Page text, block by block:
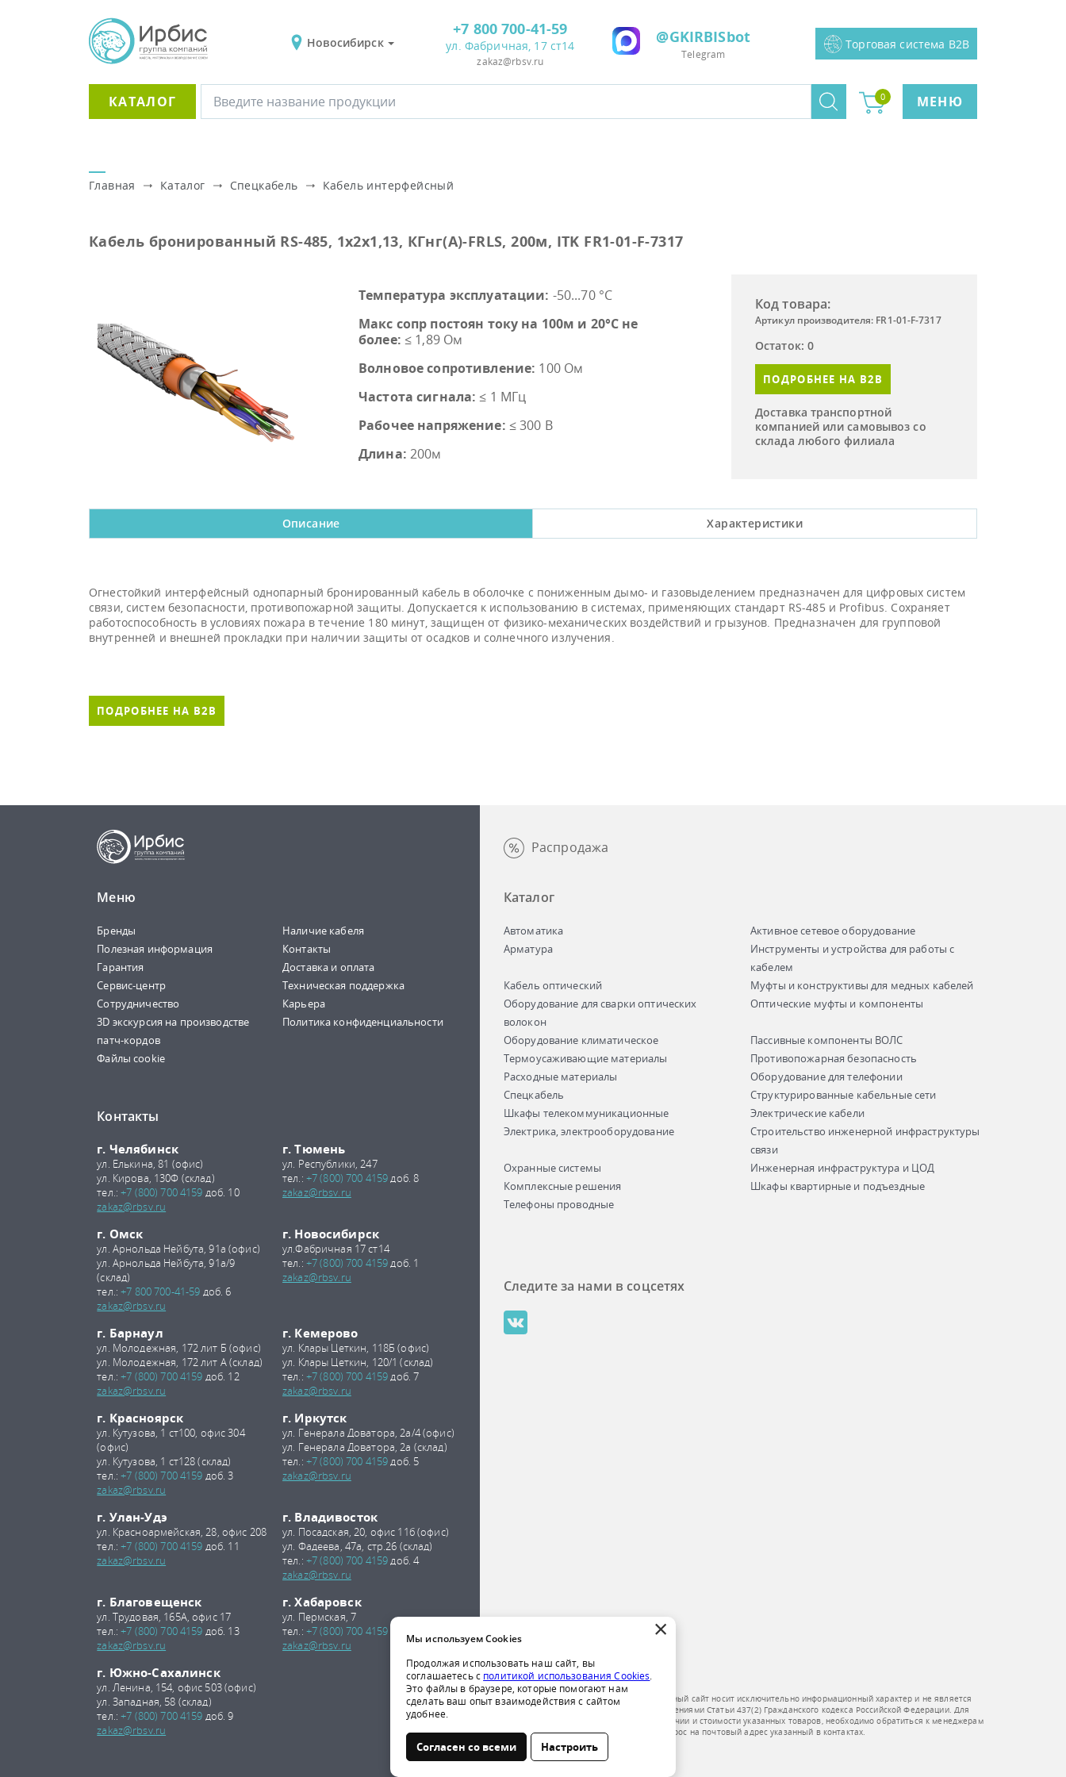
Новосибирск
+7 800 700-41-59
ул. Фабричная, 17 ст14
zakaz@rbsv.ru
@GKIRBISbot
Telegram
Торговая система B2B
КАТАЛОГ 0 МЕНЮ
Главная Каталог Спецкабель Кабель интерфейсный
Кабель бронированный RS-485, 1х2х1,13, КГнг(А)-FRLS, 200м, ITK FR1-01-F-7317
Температура эксплуатации: -50...70 °C
Макс сопр постоян току на 100м и 20°С не
более: ≤ 1,89 Ом
Волновое сопротивление: 100 Ом
Частота сигнала: ≤ 1 МГц
Рабочее напряжение: ≤ 300 В
Длина: 200м
Код товара:
Артикул производителя: FR1-01-F-7317
Остаток: 0
ПОДРОБНЕЕ НА B2B
Доставка транспортной
компанией или самовывоз со
склада любого филиала
Описание Характеристики
Огнестойкий интерфейсный однопарный бронированный кабель в оболочке с пониженным дымо- и газовыделением предназначен для цифровых систем
связи, систем безопасности, противопожарной защиты. Допускается к использованию в системах, применяющих стандарт RS-485 и Profibus. Сохраняет
работоспособность в условиях пожара в течение 180 минут, защищен от физико-механических воздействий и грызунов. Предназначен для групповой
внутренней и внешней прокладки при наличии защиты от осадков и солнечного излучения.
ПОДРОБНЕЕ НА B2B
Меню
Бренды
Наличие кабеля
Полезная информация
Контакты
Гарантия
Доставка и оплата
Сервис-центр
Техническая поддержка
Сотрудничество
Карьера
3D экскурсия на производстве
патч-кордов
Политика конфиденциальности
Файлы cookie
Контакты
г. Челябинск
ул. Елькина, 81 (офис)
ул. Кирова, 130Ф (склад)
тел.:+7 (800) 700 4159 доб. 10
zakaz@rbsv.ru
г. Тюмень
ул. Республики, 247
тел.: +7 (800) 700 4159доб. 8
zakaz@rbsv.ru
г. Омск
ул. Арнольда Нейбута, 91а (офис)
ул. Арнольда Нейбута, 91а/9
(склад)
тел.:+7 800 700-41-59 доб. 6
zakaz@rbsv.ru
г. Новосибирск
ул.Фабричная 17 ст14
тел.: +7 (800) 700 4159доб. 1
zakaz@rbsv.ru
г. Барнаул
ул. Молодежная, 172 лит Б (офис)
ул. Молодежная, 172 лит А (склад)
тел.:+7 (800) 700 4159 доб. 12
zakaz@rbsv.ru
г. Кемерово
ул. Клары Цеткин, 118Б (офис)
ул. Клары Цеткин, 120/1 (склад)
тел.: +7 (800) 700 4159доб. 7
zakaz@rbsv.ru
г. Красноярск
ул. Кутузова, 1 ст100, офис 304
(офис)
ул. Кутузова, 1 ст128 (склад)
тел.:+7 (800) 700 4159 доб. 3
zakaz@rbsv.ru
г. Иркутск
ул. Генерала Доватора, 2а/4 (офис)
ул. Генерала Доватора, 2а (склад)
тел.: +7 (800) 700 4159доб. 5
zakaz@rbsv.ru
г. Улан-Удэ
ул. Красноармейская, 28, офис 208
тел.:+7 (800) 700 4159 доб. 11
zakaz@rbsv.ru
г. Владивосток
ул. Посадская, 20, офис 11б (офис)
ул. Фадеева, 47а, стр.26 (склад)
тел.: +7 (800) 700 4159доб. 4
zakaz@rbsv.ru
г. Благовещенск
ул. Трудовая, 165А, офис 17
тел.:+7 (800) 700 4159 доб. 13
zakaz@rbsv.ru
г. Хабаровск
ул. Пермская, 7
тел.: +7 (800) 700 4159
zakaz@rbsv.ru
г. Южно-Сахалинск
ул. Ленина, 154, офис 503 (офис)
ул. Западная, 58 (склад)
тел.:+7 (800) 700 4159 доб. 9
zakaz@rbsv.ru
Распродажа
Каталог
Автоматика
Активное сетевое оборудование
Арматура
Инструменты и устройства для работы с
кабелем
Кабель оптический
Муфты и конструктивы для медных кабелей
Оборудование для сварки оптических
волокон
Оптические муфты и компоненты
Оборудование климатическое
Пассивные компоненты ВОЛС
Термоусаживающие материалы
Противопожарная безопасность
Расходные материалы
Оборудование для телефонии
Спецкабель
Структурированные кабельные сети
Шкафы телекоммуникационные
Электрические кабели
Электрика, электрооборудование
Строительство инженерной инфраструктуры
связи
Охранные системы
Инженерная инфраструктура и ЦОД
Комплексные решения
Шкафы квартирные и подъездные
Телефоны проводные
Следите за нами в соцсетях
Обращаем ваше внимание на то, что данный сайт носит исключительно информационный характер и не является
публичной офертой, определяемой положениями Статьи 437(2) Гражданского кодекса Российской Федерации. Для
получения подробной информации о наличии и стоимости указанных товаров, необходимо обратиться к менеджерам
компании по телефону или отправить запрос на почтовый адрес указанный в контактах.
×
Мы используем Cookies
Продолжая использовать наш сайт, вы
соглашаетесь с политикой использования Cookies.
Это файлы в браузере, которые помогают нам
сделать ваш опыт взаимодействия с сайтом
удобнее.
Согласен со всеми Настроить